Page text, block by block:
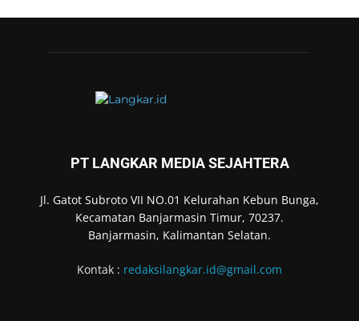
PT LANGKAR MEDIA SEJAHTERA
Jl. Gatot Subroto VII NO.01 Kelurahan Kebun Bunga,
Kecamatan Banjarmasin Timur, 70237.
Banjarmasin, Kalimantan Selatan.
Kontak : redaksilangkar.id@gmail.com